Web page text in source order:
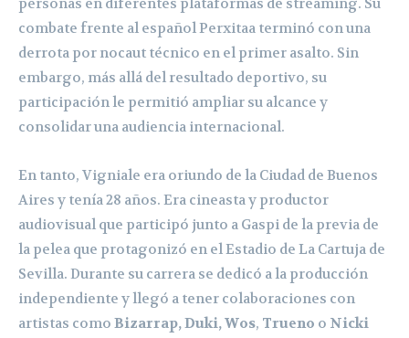
personas en diferentes plataformas de streaming. Su
combate frente al español Perxitaa terminó con una
derrota por nocaut técnico en el primer asalto. Sin
embargo, más allá del resultado deportivo, su
participación le permitió ampliar su alcance y
consolidar una audiencia internacional.
En tanto, Vigniale era oriundo de la Ciudad de Buenos
Aires y tenía 28 años. Era cineasta y productor
audiovisual que participó junto a Gaspi de la previa de
la pelea que protagonizó en el Estadio de La Cartuja de
Sevilla. Durante su carrera se dedicó a la producción
independiente y llegó a tener colaboraciones con
artistas como Bizarrap, Duki, Wos, Trueno o Nicki